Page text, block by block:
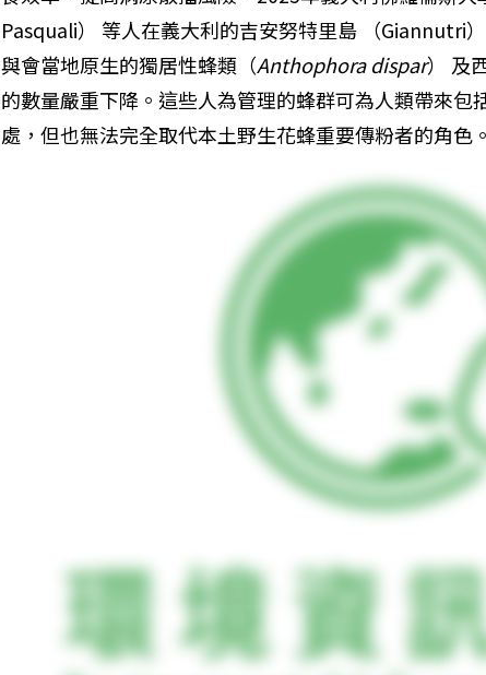
Pasquali） 等人在義大利的吉安努特里島 （Giannutri
與會當地原生的獨居性蜂類（Anthophora dispar） 及
的數量嚴重下降。這些人為管理的蜂群可為人類帶來包
處，但也無法完全取代本土野生花蜂重要傳粉者的角色